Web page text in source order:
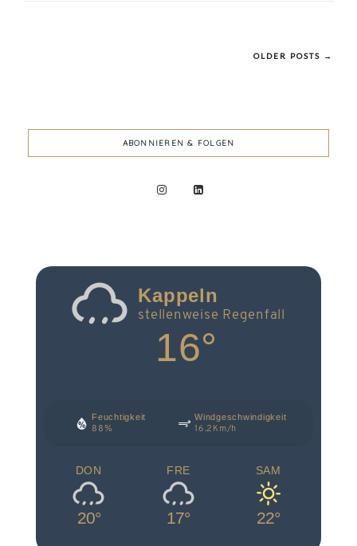
OLDER POSTS →
ABONNIEREN & FOLGEN
Kappeln
stellenweise Regenfall
16°
Feuchtigkeit
88%
Windgeschwindigkeit
16.2Km/h
DON
20°
FRE
17°
SAM
22°